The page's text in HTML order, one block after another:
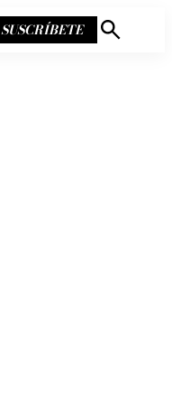
SUSCRÍBETE
Mostrar